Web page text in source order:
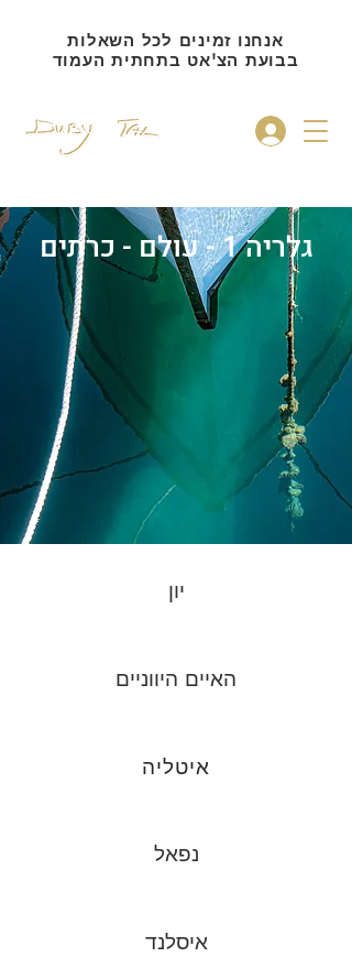
אנחנו זמינים לכל השאלות
בבועת הצ'אט בתחתית העמוד
גלריה 1 - עולם - כרתים
יון
האיים היווניים
איטליה
נפאל
איסלנד